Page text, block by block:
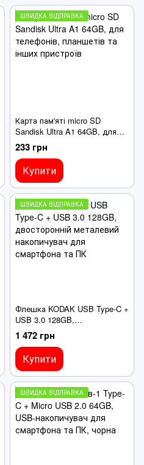
ШВИДКА ВІДПРАВКА
Карта пам'яті micro SD
Sandisk Ultra A1 64GB, для
телефонів, планшетів та
інших пристроїв
233 грн
Купити
ШВИДКА ВІДПРАВКА
Флешка KODAK USB Type-C +
USB 3.0 128GB,
двосторонній металевий
накопичувач для смартфона
та ПК
1 472 грн
Купити
ШВИДКА ВІДПРАВКА